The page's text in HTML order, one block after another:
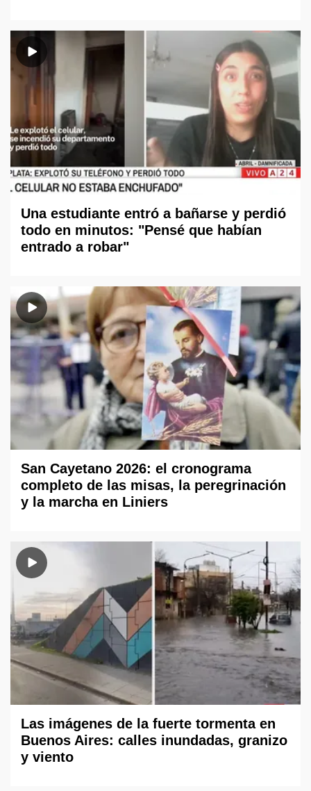
Una estudiante entró a bañarse y perdió
todo en minutos: "Pensé que habían
entrado a robar"
San Cayetano 2026: el cronograma
completo de las misas, la peregrinación
y la marcha en Liniers
Las imágenes de la fuerte tormenta en
Buenos Aires: calles inundadas, granizo
y viento